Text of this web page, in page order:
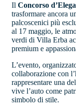
Il Concorso
trasformare ancora
palcoscenici più
al 17 maggio, le
verdi di Villa Erba
premium e
L’evento,
collaborazione con
rappresentare una
vive l’auto come
simbolo di stile.